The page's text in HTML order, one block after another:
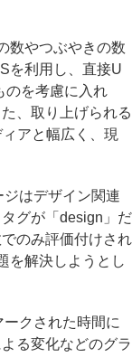
数やつぶやきの数
を利用し、直接U
のを考慮に入れ
、取り上げられる
アと幅広く、現
はデザイン関連
グが「design」だ
のみ評価付けされ
を解決しようとし
クされた時間に
る変化などのグラ